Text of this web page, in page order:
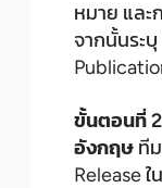
หมาย แล
จากนั้นระ
ขั้นตอนที่ 2
อังกฤษ ที
Release